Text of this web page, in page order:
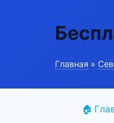
Главная »
🏠